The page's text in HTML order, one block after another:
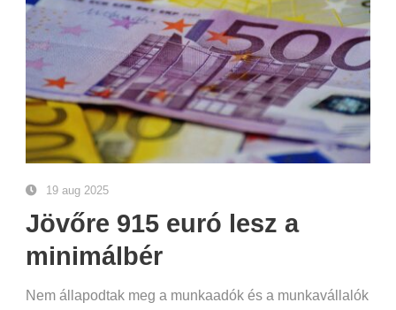
19 aug 2025
Jövőre 915 euró lesz a
minimálbér
Nem állapodtak meg a munkaadók és a munkavállalók